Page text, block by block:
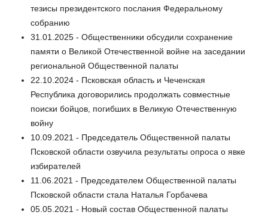
тезисы президентского послания Федеральному
собранию
31.01.2025 - Общественники обсудили сохранение
памяти о Великой Отечественной войне на заседании
региональной Общественной палаты
22.10.2024 - Псковская область и Чеченская
Республика договорились продолжать совместные
поиски бойцов, погибших в Великую Отечественную
войну
10.09.2021 - Председатель Общественной палаты
Псковской области озвучила результаты опроса о явке
избирателей
11.06.2021 - Председателем Общественной палаты
Псковской области стала Наталья Горбачева
05.05.2021 - Новый состав Общественной палаты